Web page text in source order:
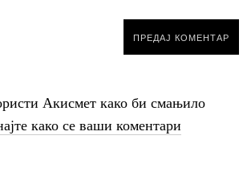
Акисмет како би смањило
како се ваши коментари